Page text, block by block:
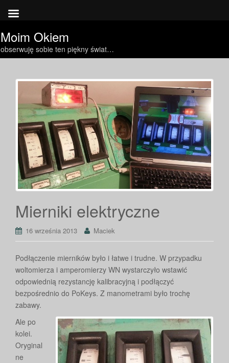
Moim Okiem
obserwuję sobie ten piękny świat…
Mierniki elektryczne
16 września 2013 Maciek
Podłączenie mierników było i łatwe i trudne. W przypadku
woltomierza i amperomierzy WN wystarczyło wstawić
odpowiednią rezystancję kalibracyjną i podłączyć
bezpośrednio do PoKeys. Z manometrami było trochę
zabawy.
Ale po
kolei.
Oryginal
ne